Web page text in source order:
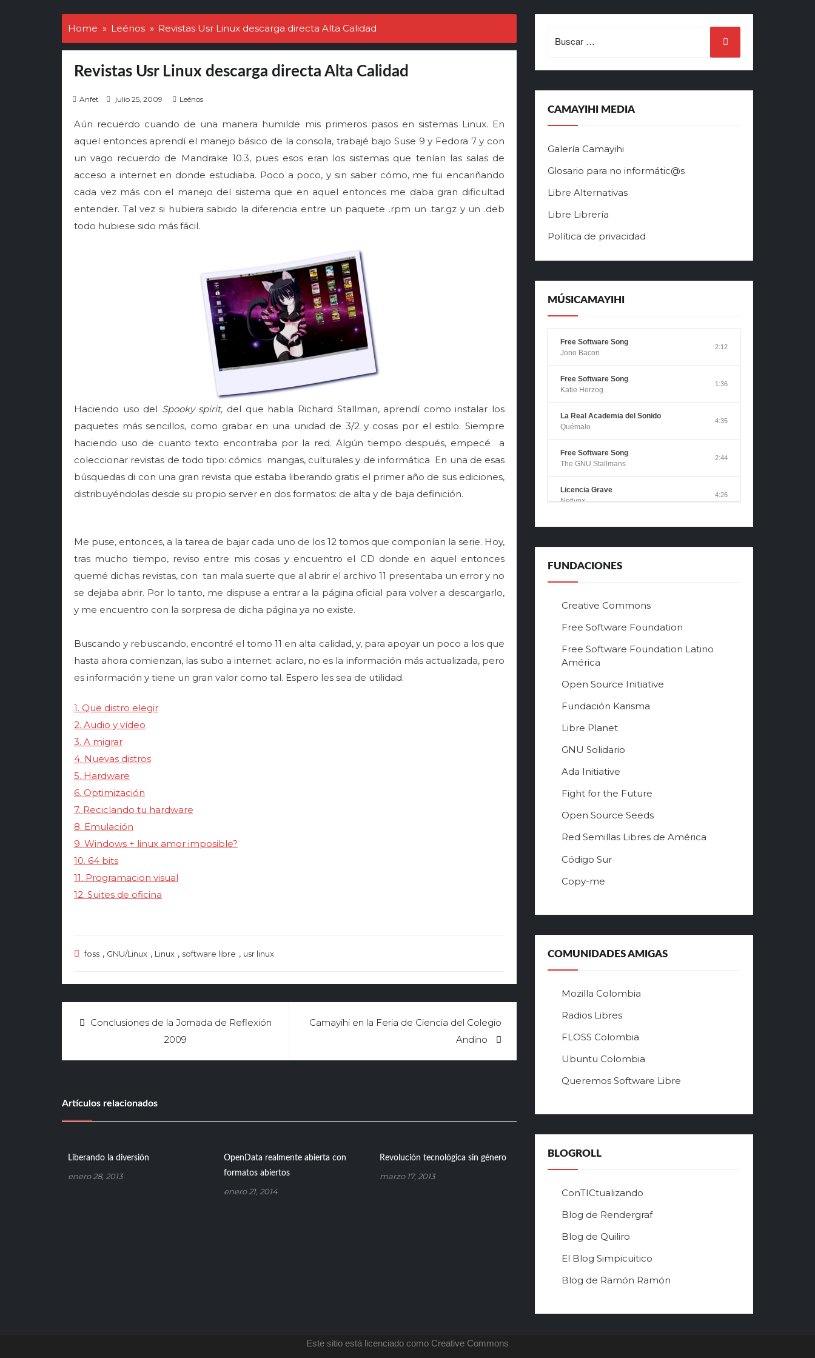
Home Leénos Revistas Usr Linux descarga directa Alta Calidad
Revistas Usr Linux descarga directa Alta Calidad
Anfet
s
t
o
n
julio 25, 2009 Leénos
Aún recuerdo cuando de una manera humilde mis primeros pasos en sistemas Linux. En
aquel entonces aprendí el manejo básico de la consola, trabajé bajo Suse 9 y Fedora 7 y con
un vago recuerdo de Mandrake 10.3, pues esos eran los sistemas que tenían las salas de
acceso a internet en donde estudiaba. Poco a poco, y sin saber cómo, me fui encariñando
cada vez más con el manejo del sistema que en aquel entonces me daba gran dificultad
entender. Tal vez si hubiera sabido la diferencia entre un paquete .rpm un .tar.gz y un .deb
todo hubiese sido más fácil.
Haciendo uso del Spooky spirit, del que habla Richard Stallman, aprendí como instalar los
paquetes más sencillos, como grabar en una unidad de 3/2 y cosas por el estilo. Siempre
haciendo uso de cuanto texto encontraba por la red. Algún tiempo después, empecé a
coleccionar revistas de todo tipo: cómics mangas, culturales y de informática En una de esas
búsquedas di con una gran revista que estaba liberando gratis el primer año de sus ediciones,
distribuyéndolas desde su propio server en dos formatos: de alta y de baja definición.
Me puse, entonces, a la tarea de bajar cada uno de los 12 tomos que componían la serie. Hoy,
tras mucho tiempo, reviso entre mis cosas y encuentro el CD donde en aquel entonces
quemé dichas revistas, con tan mala suerte que al abrir el archivo 11 presentaba un error y no
se dejaba abrir. Por lo tanto, me dispuse a entrar a la página oficial para volver a descargarlo,
y me encuentro con la sorpresa de dicha página ya no existe.
Buscando y rebuscando, encontré el tomo 11 en alta calidad, y, para apoyar un poco a los que
hasta ahora comienzan, las subo a internet: aclaro, no es la información más actualizada, pero
es información y tiene un gran valor como tal. Espero les sea de utilidad.
1. Que distro elegir
2. Audio y vídeo
3. A migrar
4. Nuevas distros
5. Hardware
6. Optimización
7. Reciclando tu hardware
8. Emulación
9. Windows + linux amor imposible?
10. 64 bits
11. Programacion visual
12. Suites de oficina
foss , GNU/Linux , Linux , software libre , usr linux
Conclusiones de la Jornada de Reflexión
2009
Camayihi en la Feria de Ciencia del Colegio
Andino
Artículos relacionados
Liberando la diversión
enero 28, 2013
OpenData realmente abierta con
formatos abiertos
enero 21, 2014
Revolución tecnológica sin género
marzo 17, 2013
for:
CAMAYIHI MEDIA
Galería Camayihi
Glosario para no informátic@s
Libre Alternativas
Libre Librería
Política de privacidad
MÚSICAMAYIHI
Free Software Song
Jono Bacon
2:12
Free Software Song
Katie Herzog
1:36
La Real Academia del Sonido
Quémalo
4:35
Free Software Song
The GNU Stallmans
2:44
Licencia Grave
Netlynx
4:26
Canción del Software Libre
Libre
Free Software Song
Fenster
Jono Bacon
Free Software Song
Richard Stallman
FUNDACIONES
Creative Commons
Free Software Foundation
Free Software Foundation Latino
América
Open Source Initiative
Fundación Karisma
Libre Planet
GNU Solidario
Ada Initiative
Fight for the Future
Open Source Seeds
Red Semillas Libres de América
о
и
л
ь
й
а
т
л
ч
о
в
о
л
й
н
а
Código Sur
Copy-me
COMUNIDADES AMIGAS
Mozilla Colombia
Radios Libres
FLOSS Colombia
Ubuntu Colombia
Queremos Software Libre
BLOGROLL
ConTICtualizando
Blog de Rendergraf
Blog de Quiliro
El Blog Simpicuitico
Blog de Ramón Ramón
Este sitio está licenciado como Creative Commons